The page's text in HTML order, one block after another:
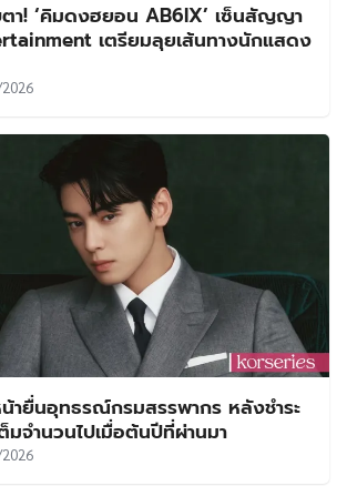
ตา! ‘คิมดงฮยอน AB6IX’ เซ็นสัญญา
เตรียมลุยเส้นทางนักแสดง
น้ายื่นอุทธรณ์กรมสรรพากร หลังชำระ
จำนวนไปเมื่อต้นปีที่ผ่านมา